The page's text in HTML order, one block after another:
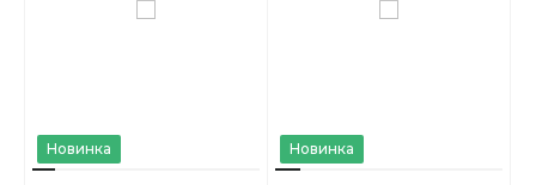
Новинка Новинка